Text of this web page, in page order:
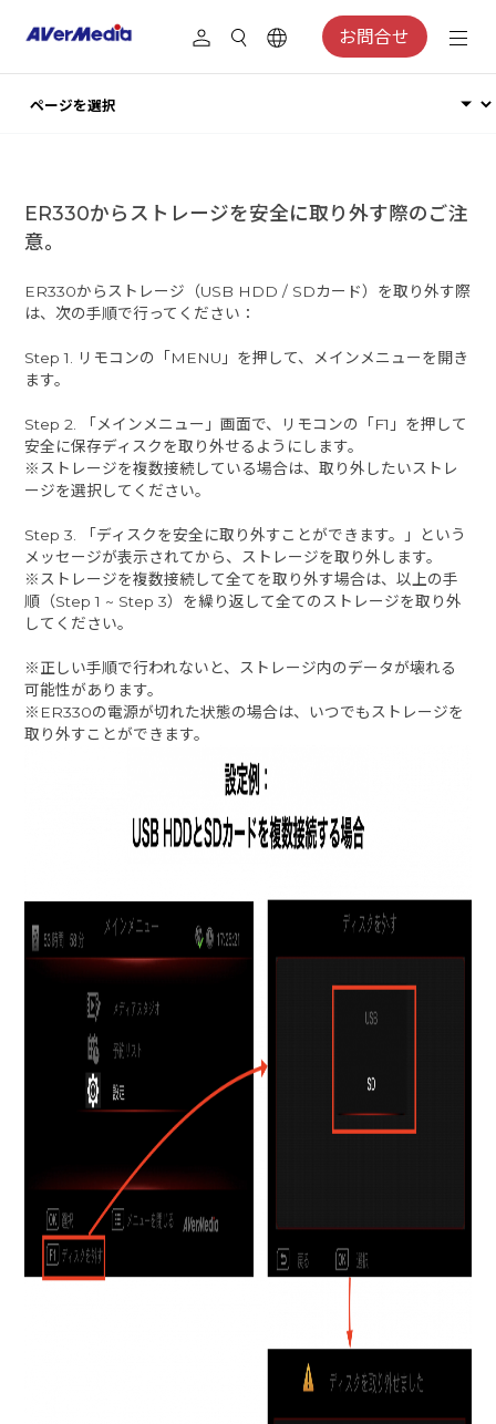
お問合せ
​ER330からストレージを安全に取り外す際のご注
意。
ER330からストレージ（USB HDD / SDカード）を取り外す際
は、次の手順で行ってください：
Step 1. リモコンの「MENU」を押して、メインメニューを開き
ます。
Step 2. 「メインメニュー」画面で、リモコンの「F1」を押して
安全に保存ディスクを取り外せるようにします。
※ストレージを複数接続している場合は、取り外したいストレ
ージを選択してください。
Step 3. 「ディスクを安全に取り外すことができます。」という
メッセージが表示されてから、ストレージを取り外します。
※ストレージを複数接続して全てを取り外す場合は、以上の手
順（Step 1 ~ Step 3）を繰り返して全てのストレージを取り外
してください。
※正しい手順で行われないと、ストレージ内のデータが壊れる
可能性があります。
※ER330の電源が切れた状態の場合は、いつでもストレージを
取り外すことができます。